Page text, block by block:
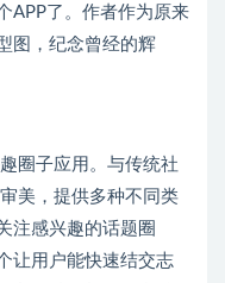
APP了。作者作为原来
图，纪念曾经的辉
圈子应用。与传统社
美，提供多种不同类
注感兴趣的话题圈
让用户能快速结交志